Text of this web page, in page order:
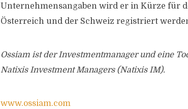
Unternehmensangaben wird er in Kürze für
Österreich und der Schweiz registriert
Ossiam ist der Investmentmanager und eine
Natixis Investment Managers (Natixis IM).
www.ossiam.com